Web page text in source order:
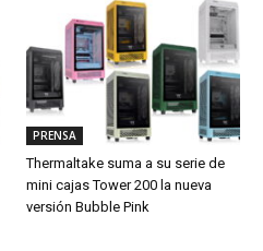
PRENSA
Thermaltake suma a su serie de
mini cajas Tower 200 la nueva
versión Bubble Pink